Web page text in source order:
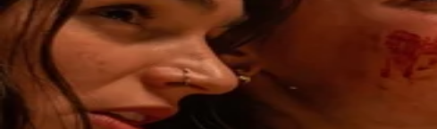
Ayuda TérminosPrivacidad
Cumelen Sanz